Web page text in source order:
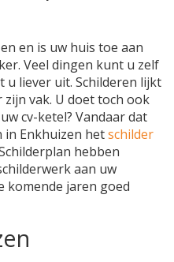
en is uw huis toe aan
Veel dingen kunt u zelf
u liever uit. Schilderen lijkt
vak. U doet toch ook
cv-ketel? Vandaar dat
in Enkhuizen hetschilder
hebben
aan uw
komende jaren goed